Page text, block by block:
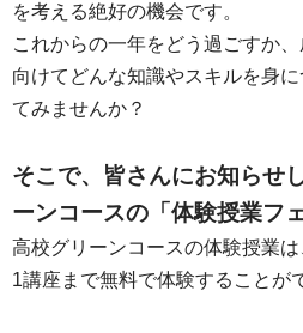
を考える絶好の機会です。
これからの一年をどう過ごすか
向けてどんな知識やスキルを身
てみませんか？
そこで、皆さんにお知らせ
ーンコースの「体験授業フ
高校グリーンコースの体験授業
1講座まで無料で体験することが